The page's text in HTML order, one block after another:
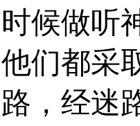
候做听
们都采
，经迷